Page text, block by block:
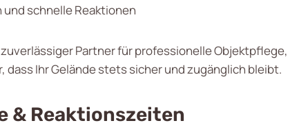
schnelle Reaktionen
Partner für professionelle
dass Ihr Gelände stets sicher und zugänglich bleibt.
& Reaktionszeiten